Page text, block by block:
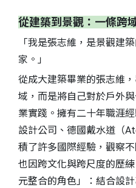
從建築到景觀：一條跨
「我是張志維，是景觀建
家。」
從成大建築畢業的張志維
域，而是將自己對於戶外
業實踐。擁有二十年職涯
設計公司、德國戴水道（
積了許多國際經驗，觀察
也因跨文化與跨尺度的歷
元整合的角色」：結合設